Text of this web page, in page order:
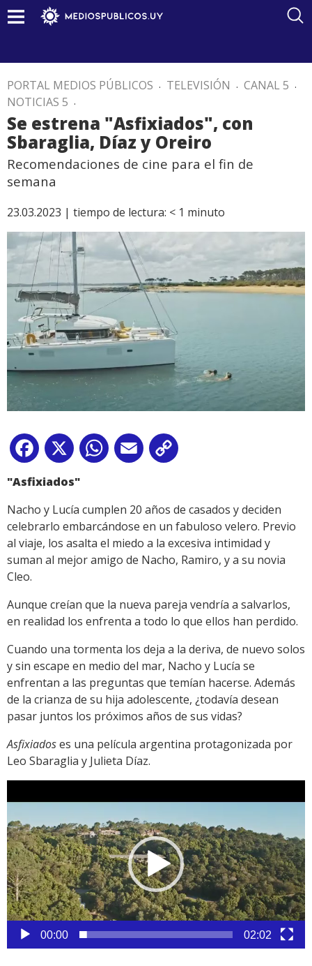
PORTAL MEDIOS PÚBLICOS . TELEVISIÓN . CANAL 5 .
NOTICIAS 5 .
Se estrena "Asfixiados", con
Sbaraglia, Díaz y Oreiro
Recomendaciones de cine para el fin de
semana
23.03.2023 | tiempo de lectura: < 1 minuto
Facebook
X WhatsApp
Email
"Asfixiados"
Nacho y Lucía cumplen 20 años de casados y deciden
celebrarlo embarcándose en un fabuloso velero. Previo
al viaje, los asalta el miedo a la excesiva intimidad y
suman al mejor amigo de Nacho, Ramiro, y a su novia
Cleo.
Aunque creían que la nueva pareja vendría a salvarlos,
en realidad los enfrenta a todo lo que ellos han perdido.
Cuando una tormenta los deja a la deriva, de nuevo solos
y sin escape en medio del mar, Nacho y Lucía se
enfrentan a las preguntas que temían hacerse. Además
de la crianza de su hija adolescente, ¿todavía desean
pasar juntos los próximos años de sus vidas?
Asfixiadoses una película argentina protagonizada por
Leo Sbaraglia y Julieta Díaz.
de
vídeo
00:00 02:02